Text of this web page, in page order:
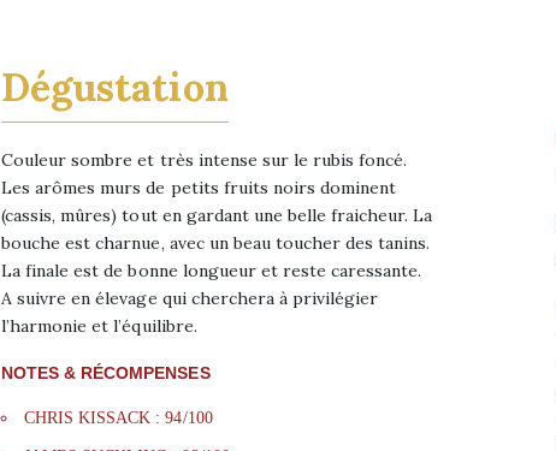
Dégustation
Couleur sombre et très intense sur le rubis foncé.
Les arômes murs de petits fruits noirs dominent
(cassis, mûres) tout en gardant une belle fraicheur. La
bouche est charnue, avec un beau toucher des tanins.
La finale est de bonne longueur et reste caressante.
A suivre en élevage qui cherchera à privilégier
l’harmonie et l’équilibre.
NOTES & RÉCOMPENSES
CHRIS KISSACK : 94/100